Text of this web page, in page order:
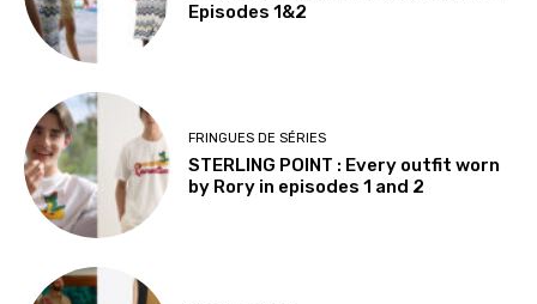
Episodes 1&2
FRINGUES DE SÉRIES
STERLING POINT : Every outfit worn
by Rory in episodes 1 and 2